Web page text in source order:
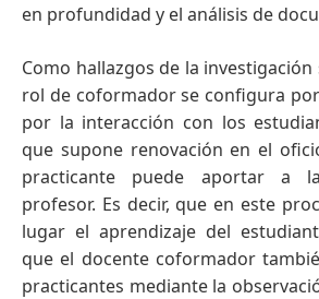
en profundidad y el análisis de
Como hallazgos de la investigación
rol de coformador se configura
por la interacción con los
que supone renovación en el
practicante puede aportar a
profesor. Es decir, que en este
lugar el aprendizaje del
que el docente coformador
practicantes mediante la